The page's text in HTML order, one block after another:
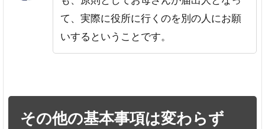
て、実際に役所に行くのを別の人にお願
いするということです。
その他の基本事項は変わらず